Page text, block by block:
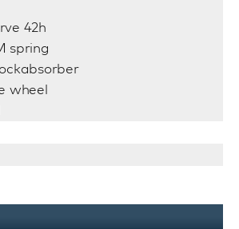
42h
spring
wheel